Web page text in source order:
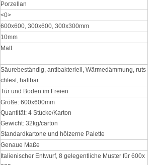
Porzellan
<0>
600x600, 300x600, 300x300mm
10mm
Matt
Säurebeständig, antibakteriell, Wärmedämmung, ruts
chfest, haltbar
Tür und Boden im Freien
Größe: 600x600mm
Quantität: 4 Stücke/Karton
Gewicht: 32kg/carton
Standardkartone und hölzerne Palette
Genaue Maße
Italienischer Entwurf, 8 gelegentliche Muster für 600x